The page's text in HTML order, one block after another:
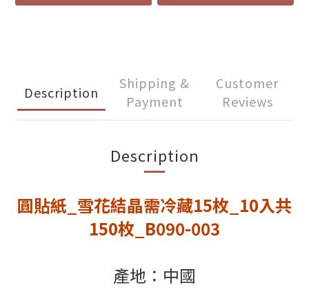
Description
Shipping &
Payment
Customer
Reviews
Description
圓貼紙_雪花結晶需冷藏15枚_10入共
150枚_B090-003
產地：中國